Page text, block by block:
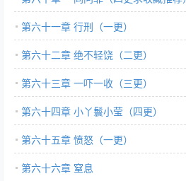
第六十一章 行刑（一更）
第六十二章 绝不轻饶（二更）
第六十三章 一吓一收（三更）
第六十四章 小丫鬟小莹（四更）
第六十五章 愤怒（一更）
第六十六章 窒息